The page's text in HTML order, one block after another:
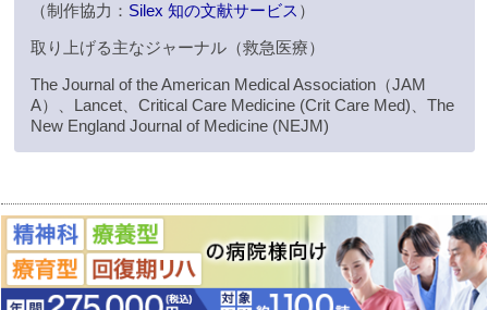
（制作協力： Silex 知の文献サービス ）
取り上げる主なジャーナル（救急医療）
The Journal of the American Medical Association（JAM
A）、Lancet、Critical Care Medicine (Crit Care Med)、The
New England Journal of Medicine (NEJM)